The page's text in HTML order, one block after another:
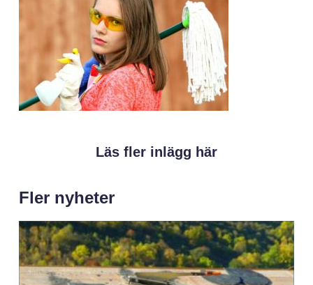
Läs fler inlägg här
Fler nyheter